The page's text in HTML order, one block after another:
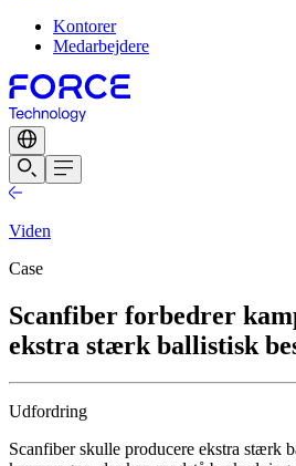
Kontorer
Medarbejdere
Viden
Case
Scanfiber forbedrer
ekstra stærk ballistisk
Udfordring
Scanfiber skulle producere ekstra stærk